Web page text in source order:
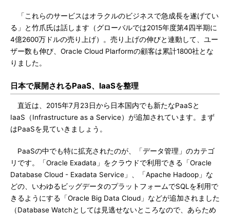
「これらのサービスはオラクルのビジネスで急成長を遂げてい
る」と竹爪氏は話します（グローバルでは2015年度第4四半期に
4億2600万ドルの売り上げ）。売り上げの伸びと連動して、ユー
ザー数も伸び、Oracle Cloud Plarformの顧客は累計1800社とな
りました。
日本で展開されるPaaS、IaaSを整理
直近は、2015年7月23日から日本国内でも新たなPaaSと
IaaS（Infrastructure as a Service）が追加されています。まず
はPaaSを見ていきましょう。
PaaSの中でも特に拡充されたのが、「データ管理」のカテゴ
リです。「Oracle Exadata」をクラウドで利用できる「Oracle
Database Cloud - Exadata Service」、「Apache Hadoop」な
どの、いわゆるビッグデータのプラットフォームでSQLを利用で
きるようにする「Oracle Big Data Cloud」などが追加されました
（Database Watchとしては見逃せないところなので、あらため